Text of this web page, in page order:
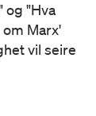
og "Hva
Marx'
vil seire